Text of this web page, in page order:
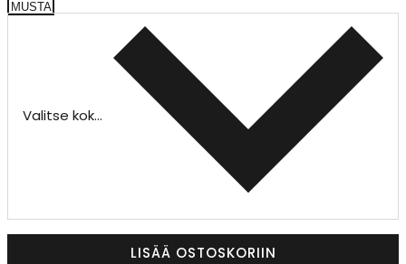
Valitse koko
LISÄÄ OSTOSKORIIN